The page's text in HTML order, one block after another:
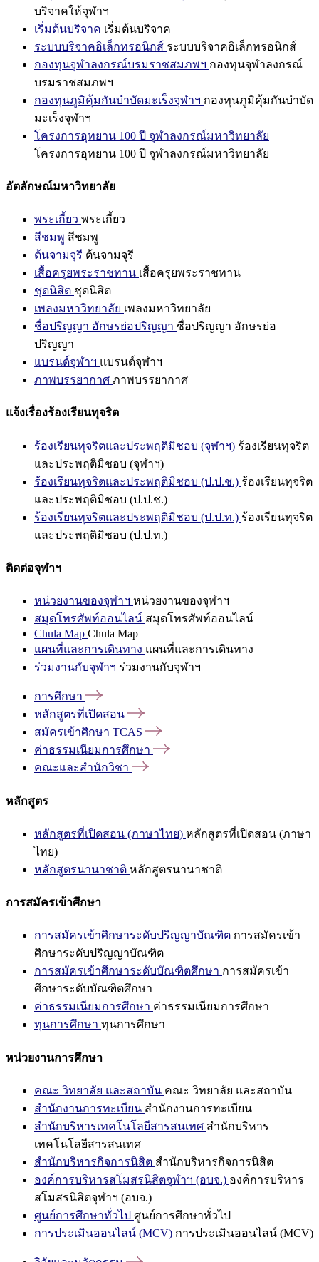
บริจาคให้จุฬาฯ
เริ่มต้นบริจาค เริ่มต้นบริจาค
ระบบบริจาคอิเล็กทรอนิกส์ ระบบบริจาคอิเล็กทรอนิกส์
กองทุนจุฬาลงกรณ์บรมราชสมภพฯ กองทุนจุฬาลงกรณ์
บรมราชสมภพฯ
กองทุนภูมิคุ้มกันบำบัดมะเร็งจุฬาฯ กองทุนภูมิคุ้มกันบำบัด
มะเร็งจุฬาฯ
โครงการอุทยาน 100 ปี จุฬาลงกรณ์มหาวิทยาลัย
โครงการอุทยาน 100 ปี จุฬาลงกรณ์มหาวิทยาลัย
อัตลักษณ์มหาวิทยาลัย
พระเกี้ยว พระเกี้ยว
สีชมพู สีชมพู
ต้นจามจุรี ต้นจามจุรี
เสื้อครุยพระราชทาน เสื้อครุยพระราชทาน
ชุดนิสิต ชุดนิสิต
เพลงมหาวิทยาลัย เพลงมหาวิทยาลัย
ชื่อปริญญา อักษรย่อปริญญา ชื่อปริญญา อักษรย่อ
ปริญญา
แบรนด์จุฬาฯ แบรนด์จุฬาฯ
ภาพบรรยากาศ ภาพบรรยากาศ
แจ้งเรื่องร้องเรียนทุจริต
ร้องเรียนทุจริตและประพฤติมิชอบ (จุฬาฯ) ร้องเรียนทุจริต
และประพฤติมิชอบ (จุฬาฯ)
ร้องเรียนทุจริตและประพฤติมิชอบ (ป.ป.ช.) ร้องเรียนทุจริต
และประพฤติมิชอบ (ป.ป.ช.)
ร้องเรียนทุจริตและประพฤติมิชอบ (ป.ป.ท.) ร้องเรียนทุจริต
และประพฤติมิชอบ (ป.ป.ท.)
ติดต่อจุฬาฯ
หน่วยงานของจุฬาฯ หน่วยงานของจุฬาฯ
สมุดโทรศัพท์ออนไลน์ สมุดโทรศัพท์ออนไลน์
Chula Map Chula Map
แผนที่และการเดินทาง แผนที่และการเดินทาง
ร่วมงานกับจุฬาฯ ร่วมงานกับจุฬาฯ
การศึกษา
หลักสูตรที่เปิดสอน
สมัครเข้าศึกษา TCAS
ค่าธรรมเนียมการศึกษา
คณะและสำนักวิชา
หลักสูตร
หลักสูตรที่เปิดสอน (ภาษาไทย) หลักสูตรที่เปิดสอน (ภาษา
ไทย)
หลักสูตรนานาชาติ หลักสูตรนานาชาติ
การสมัครเข้าศึกษา
การสมัครเข้าศึกษาระดับปริญญาบัณฑิต การสมัครเข้า
ศึกษาระดับปริญญาบัณฑิต
การสมัครเข้าศึกษาระดับบัณฑิตศึกษา การสมัครเข้า
ศึกษาระดับบัณฑิตศึกษา
ค่าธรรมเนียมการศึกษา ค่าธรรมเนียมการศึกษา
ทุนการศึกษา ทุนการศึกษา
หน่วยงานการศึกษา
คณะ วิทยาลัย และสถาบัน คณะ วิทยาลัย และสถาบัน
สำนักงานการทะเบียน สำนักงานการทะเบียน
สำนักบริหารเทคโนโลยีสารสนเทศ สำนักบริหาร
เทคโนโลยีสารสนเทศ
สำนักบริหารกิจการนิสิต สำนักบริหารกิจการนิสิต
องค์การบริหารสโมสรนิสิตจุฬาฯ (อบจ.) องค์การบริหาร
สโมสรนิสิตจุฬาฯ (อบจ.)
ศูนย์การศึกษาทั่วไป ศูนย์การศึกษาทั่วไป
การประเมินออนไลน์ (MCV) การประเมินออนไลน์ (MCV)